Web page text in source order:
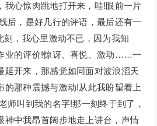
我心惊肉跳地打开来，哇!眼前一片
后，是好几行的评语，最后还有一
，我心里激动不已，因为我知
业的评价!惊讶、喜悦、激动……一
延开来，那感觉如同面对波浪滔天
的那种震撼与激动!从此我盼望着上
师叫到我的名字!那一刻终于到了，
神中我昂首阔步地走上讲台，声情